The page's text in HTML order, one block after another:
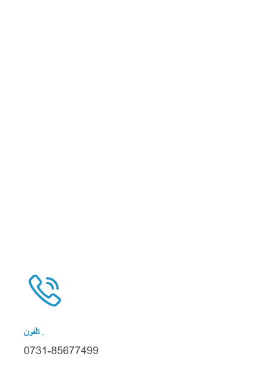

تلفون .
0731-85677499